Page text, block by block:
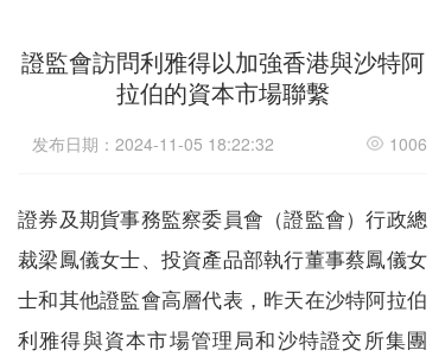
a
v
a
o
n
證監會訪問利雅得以加強香港與沙特阿
拉伯的資本市場聯繫
发布日期：2024-11-05 18:22:32 1006
證券及期貨事務監察委員會（證監會）行政總
裁梁鳳儀女士、投資產品部執行董事蔡鳳儀女
士和其他證監會高層代表，昨天在沙特阿拉伯
利雅得與資本市場管理局和沙特證交所集團